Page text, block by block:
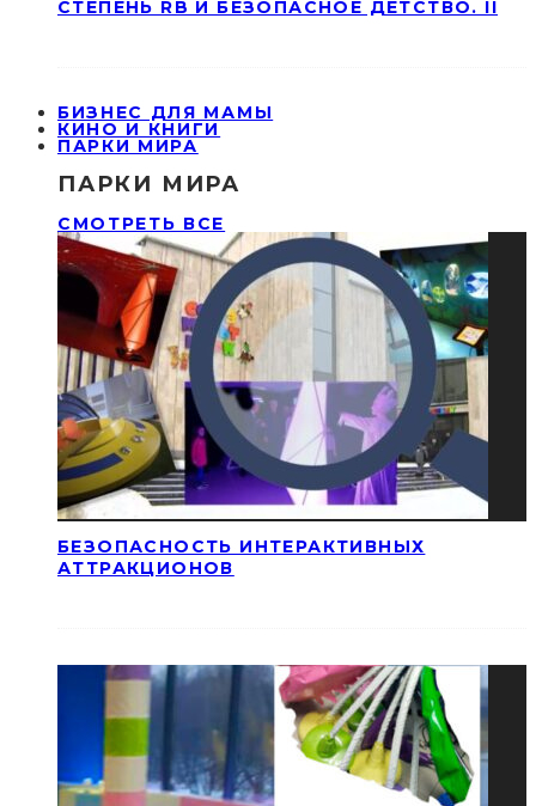
СТЕПЕНЬ RB И БЕЗОПАСНОЕ ДЕТСТВО. II
БИЗНЕС ДЛЯ МАМЫ
КИНО И КНИГИ
ПАРКИ МИРА
ПАРКИ МИРА
СМОТРЕТЬ ВСЕ
БЕЗОПАСНОСТЬ ИНТЕРАКТИВНЫХ
АТТРАКЦИОНОВ